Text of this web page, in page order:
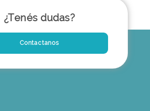
¿Tenés dudas?
Contactanos